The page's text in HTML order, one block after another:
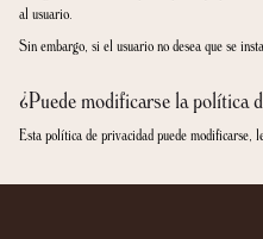
El usuario es el único responsable
comprometen a mantenerlos
CASA CACAO GIRONA no
usuario como consecuencia de
Asimismo, el usuario certifica que